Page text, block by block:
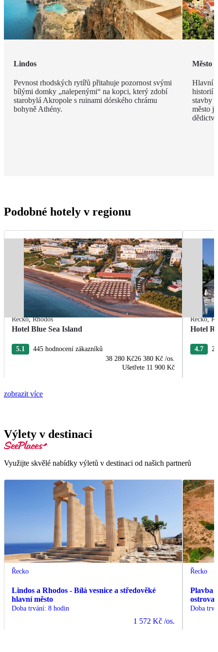
Lindos
Pevnost rhodských rytířů přitahuje pozornost svými
bílými domky „nalepenými“ na kopci, který zdobí
starobylá Akropole s ruinami dórského chrámu
bohyně Athény.
Město
Hlavní
historií
stavby
město
Podobné hotely v regionu
Řecko,Rhodos
Hotel Blue Sea Island
5.1
445 hodnocení zákazníků
38 280 Kč26 380 Kč /os.
Ušetřete 11 900 Kč
Řecko,
Hotel
4.7
zobrazit více
Výlety v destinaci
Využijte skvělé nabídky výletů v destinaci od našich partnerů
Řecko
Lindos a Rhodos - Bílá vesnice a středověké
hlavní město
Doba trvání: 8 hodin
1 572 Kč /os.
Řecko
Plavba
ostrova
Doba